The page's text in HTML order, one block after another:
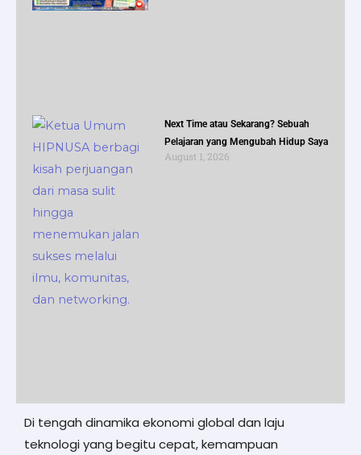
Next Time atau Sekarang? Sebuah
Pelajaran yang Mengubah Hidup Saya
August 1, 2026
Di tengah dinamika ekonomi global dan laju
teknologi yang begitu cepat, kemampuan